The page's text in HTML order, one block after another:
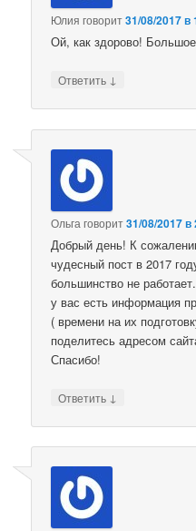
Юлия говорит31/08/2017 в
Ой, как здорово!
Ответить ↓
Ольга говорит31/08/2017 в
Добрый день! К
чудесный пост в 2017
большинство не
у вас есть информация
( времени на их
поделитесь адресом
Спасибо!
Ответить ↓